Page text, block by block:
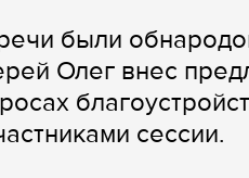
были
Олег внес
сессии.